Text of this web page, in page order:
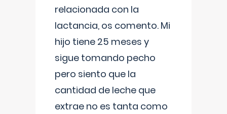
relacionada con la
lactancia, os comento. Mi
hijo tiene 25 meses y
sigue tomando pecho
pero siento que la
cantidad de leche que
extrae no es tanta como